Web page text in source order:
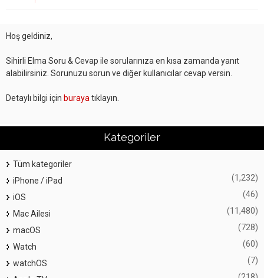
Hoş geldiniz,
Sihirli Elma Soru & Cevap ile sorularınıza en kısa zamanda yanıt
alabilirsiniz. Sorunuzu sorun ve diğer kullanıcılar cevap versin.
Detaylı bilgi için buraya tıklayın.
Kategoriler
Tüm kategoriler
iPhone / iPad
(1,232)
iOS (46)
Mac Ailesi (11,480)
macOS (728)
Watch (60)
watchOS (7)